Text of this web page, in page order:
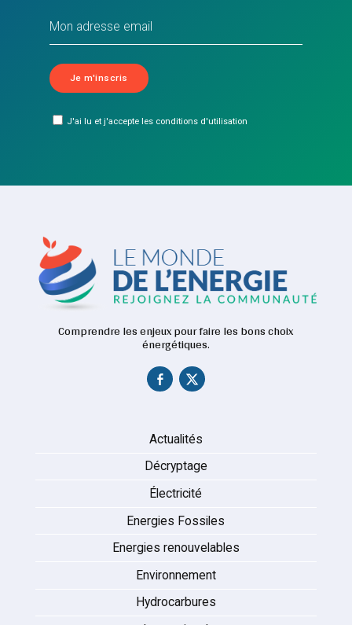
J'ai lu et j'accepte les conditions d'utilisation
Comprendre les enjeux pour faire les bons choix
énergétiques.
Actualités
Décryptage
Électricité
Energies Fossiles
Energies renouvelables
Environnement
Hydrocarbures